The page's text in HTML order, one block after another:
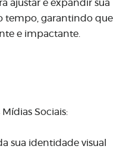
ajustar e expandir sua
tempo, garantindo que
e impactante.
Sociais:
sua identidade visual